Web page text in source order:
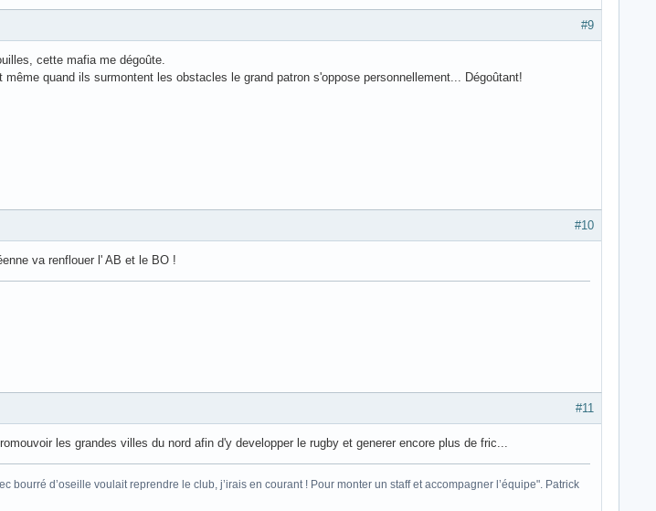
#9
cette mafia me dégoûte.
quand ils surmontent les obstacles le grand patron s'oppose personnellement... Dégoûtant!
#10
va renflouer l' AB et le BO !
#11
les grandes villes du nord afin d'y developper le rugby et generer encore plus de fric...
bourré d’oseille voulait reprendre le club, j’irais en courant ! Pour monter un staff et accompagner l’équipe". Patrick